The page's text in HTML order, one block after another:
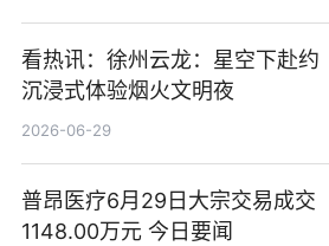
看热讯：徐州云龙：星空下赴约
沉浸式体验烟火文明夜
2026-06-29
普昂医疗6月29日大宗交易成交
1148.00万元 今日要闻